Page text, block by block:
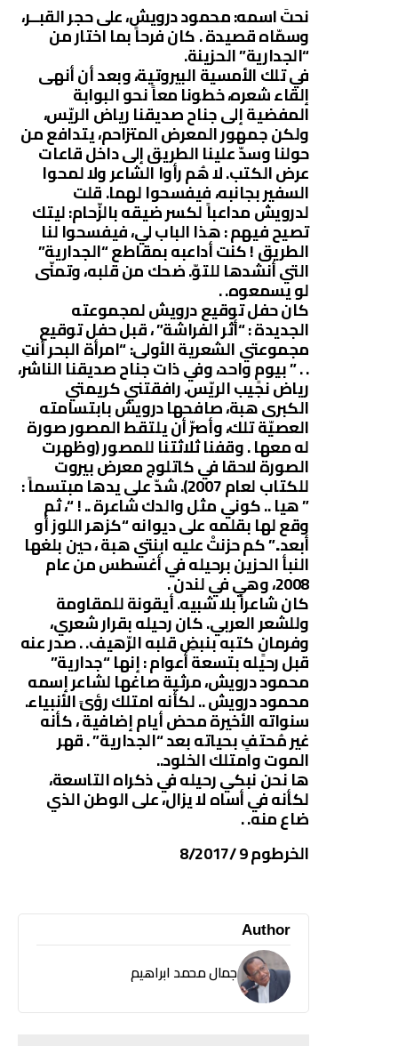
نحتَ اسمه: محمود درويش، على حجر القبــر،
وسمّاه قصيدة . كان فرحاً بما اختار من
“الجدارية” الحزينة.
في تلك الأمسية البيروتية، وبعد أن أنهى
إلقاء شعره، خطونا معاً نحو البوابة
المفضية إلى جناح صديقنا رياض الريّس،
ولكن جمهور المعرض المتزاحم، يتدافع من
حولنا وسدّ علينا الطريق إلى داخل قاعات
عرض الكتب. لا هُم رأوا الشاعر ولا لمحوا
السفير بجانبه، فيفسحوا لهما. قلت
لدرويش مداعباً لكسر ضيقه بالزّحام: ليتك
تصيح فيهم : هذا الباب لي، فيفسحوا لنا
الطريق ! كنت أداعبه بمقاطع “الجدارية”
التي أنشدها للتوّ. ضحك من قلبه، وتمنّى
لو يسمعوه. .
كان حفل توقيع درويش لمجموعته
الجديدة : “أثر الفراشة” ، قبل حفل توقيع
مجموعتي الشعرية الأولى: “امرأة البحر أنتِ
. . ” بيومٍ واحد، وفي ذات جناح صديقنا الناشر،
رياض نجيب الريّس. رافقتني كريمتي
الكبرى هبة، صافحها درويش بابتسامته
العصيّة تلك، وأصرّ أن يلتقط المصور صورة
له معها . وقفنا ثلاثتنا للمصور (وظهرت
الصورة لاحقا في كاتلوج معرض بيروت
للكتاب لعام 2007). شدّ على يدها مبتسماً :
” هيا .. كوني مثل والدك شاعرة .. ! “، ثم
وقع لها بقلمه على ديوانه “كزهر اللوز أو
أبعد..” كم حزنتْ عليه ابنتي هبة ، حين بلغها
النبأ الحزين برحيله في أغسطس من عام
2008، وهي في لندن .
كان شاعراً بلا شبيه. أيقونة للمقاومة
وللشعر العربي. كان رحيله بقرار شعري،
وفرمانٍ كتبه بنبضِ قلبه الرّهيف. . صدر عنه
قبل رحيله بتسعة أعوام : إنها “جدارية”
محمود درويش، مرثية صاغها لشاعر إسمه
محمود درويش .. لكأنه امتلك رؤىً الأنبياء.
سنواته الأخيرة محض أيام إضافية ، كأنه
غير مُحتفٍ بحياته بعد “الجدارية” . قهر
الموت وامتلك الخلود..
ها نحن نبكي رحيله في ذكراه التاسعة،
لكأنه في أساه لا يزال، على الوطن الذي
ضاع منه. .
الخرطوم 9 /8/2017
Author
جمال محمد ابراهيم